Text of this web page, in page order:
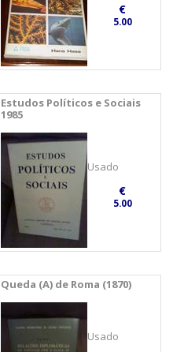
€
5.00
Estudos Políticos e Sociais
1985
Usado
€
5.00
Queda (A) de Roma (1870)
Usado